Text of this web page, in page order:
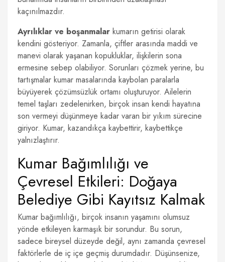
kaçınılmazdır.
Ayrılıklar ve boşanmalar kumarın getirisi olarak
kendini gösteriyor. Zamanla, çiftler arasında maddi ve
manevi olarak yaşanan kopukluklar, ilişkilerin sona
ermesine sebep olabiliyor. Sorunları çözmek yerine, bu
tartışmalar kumar masalarında kaybolan paralarla
büyüyerek çözümsüzlük ortamı oluşturuyor. Ailelerin
temel taşları zedelenirken, birçok insan kendi hayatına
son vermeyi düşünmeye kadar varan bir yıkım sürecine
giriyor. Kumar, kazandıkça kaybettirir, kaybettikçe
yalnızlaştırır.
Kumar Bağımlılığı ve
Çevresel Etkileri: Doğaya
Belediye Gibi Kayıtsız Kalmak
Kumar bağımlılığı, birçok insanın yaşamını olumsuz
yönde etkileyen karmaşık bir sorundur. Bu sorun,
sadece bireysel düzeyde değil, aynı zamanda çevresel
faktörlerle de iç içe geçmiş durumdadır. Düşünsenize,